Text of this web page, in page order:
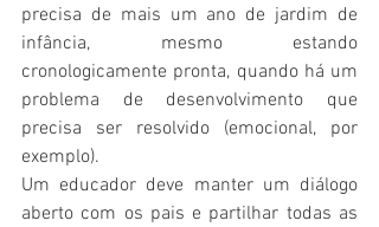
precisa de mais um ano de jardim de
infância, mesmo estando
cronologicamente pronta, quando há um
problema de desenvolvimento que
precisa ser resolvido (emocional, por
exemplo).
Um educador deve manter um diálogo
aberto com os pais e partilhar todas as